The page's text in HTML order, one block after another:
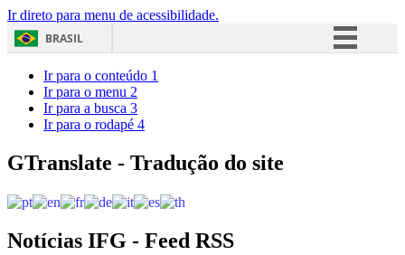
Ir direto para menu de acessibilidade.
BRASIL
Acesso à informação
Ir para o conteúdo 1
Ir para o menu 2
Ir para a busca 3
Ir para o rodapé 4
GTranslate - Tradução do site
Notícias IFG - Feed RSS